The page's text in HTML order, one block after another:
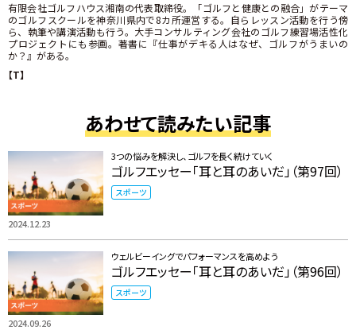
有限会社ゴルフハウス湘南の代表取締役。「ゴルフと健康との融合」がテーマ
のゴルフスクールを神奈川県内で8カ所運営する。自らレッスン活動を行う傍
ら、執筆や講演活動も行う。大手コンサルティング会社のゴルフ練習場活性化
プロジェクトにも参画。著書に『仕事がデキる人はなぜ、ゴルフがうまいの
か？』がある。
【T】
あわせて読みたい記事
2024.12.23
3つの悩みを解決し、ゴルフを長く続けていく
ゴルフエッセー「耳と耳のあいだ」（第97回）
スポーツ
2024.09.26
ウェルビーイングでパフォーマンスを高めよう
ゴルフエッセー「耳と耳のあいだ」（第96回）
スポーツ